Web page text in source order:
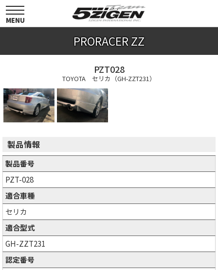
toggle
navigation
MENU
PRORACER ZZ
PZT028
TOYOTA セリカ（GH-ZZT231）
製品情報
製品番号
PZT-028
適合車種
セリカ
適合型式
GH-ZZT231
認定番号